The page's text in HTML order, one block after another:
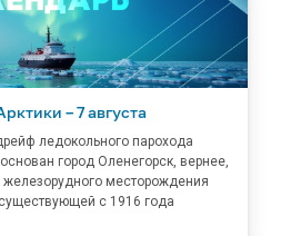
– 7 августа
ледокольного парохода
город Оленегорск, вернее,
железорудного месторождения
с 1916 года